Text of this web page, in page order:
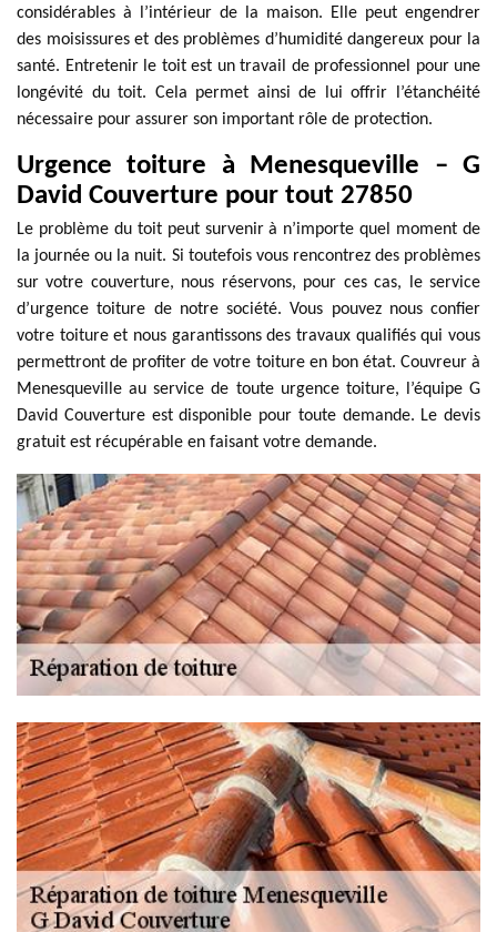
considérables à l’intérieur de la maison. Elle peut engendrer
des moisissures et des problèmes d’humidité dangereux pour la
santé. Entretenir le toit est un travail de professionnel pour une
longévité du toit. Cela permet ainsi de lui offrir l’étanchéité
nécessaire pour assurer son important rôle de protection.
Urgence toiture à Menesqueville – G
David Couverture pour tout 27850
Le problème du toit peut survenir à n’importe quel moment de
la journée ou la nuit. Si toutefois vous rencontrez des problèmes
sur votre couverture, nous réservons, pour ces cas, le service
d’urgence toiture de notre société. Vous pouvez nous confier
votre toiture et nous garantissons des travaux qualifiés qui vous
permettront de profiter de votre toiture en bon état. Couvreur à
Menesqueville au service de toute urgence toiture, l’équipe G
David Couverture est disponible pour toute demande. Le devis
gratuit est récupérable en faisant votre demande.